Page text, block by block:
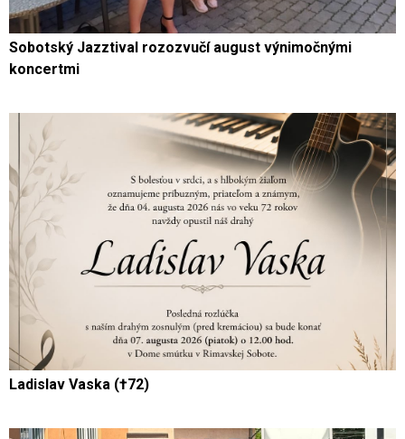
Sobotský Jazztival rozozvučí august výnimočnými
koncertmi
Ladislav Vaska (†72)